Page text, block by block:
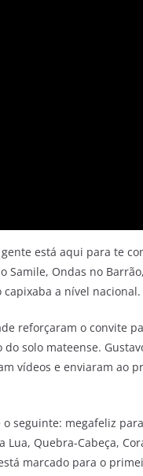
está aqui para te
Samile, Ondas no
capixaba a nível nacional.
reforçaram o convite
solo mateense.
vídeos e enviaram ao
seguinte: megafeliz
Quebra-Cabeça,
marcado para o